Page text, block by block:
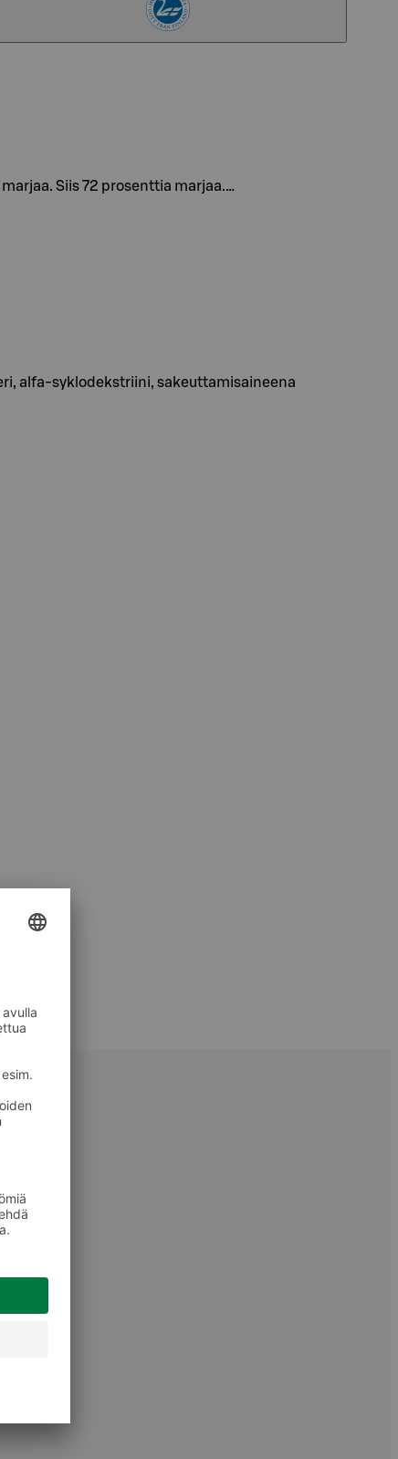
Siis 72 prosenttia marjaa.…
alfa-syklodekstriini, sakeuttamisaineena